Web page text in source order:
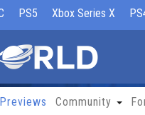
PS5 Xbox Series X
Previews Community